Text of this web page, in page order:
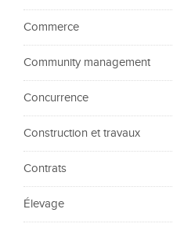
Commerce
Community management
Concurrence
Construction et travaux
Contrats
Élevage